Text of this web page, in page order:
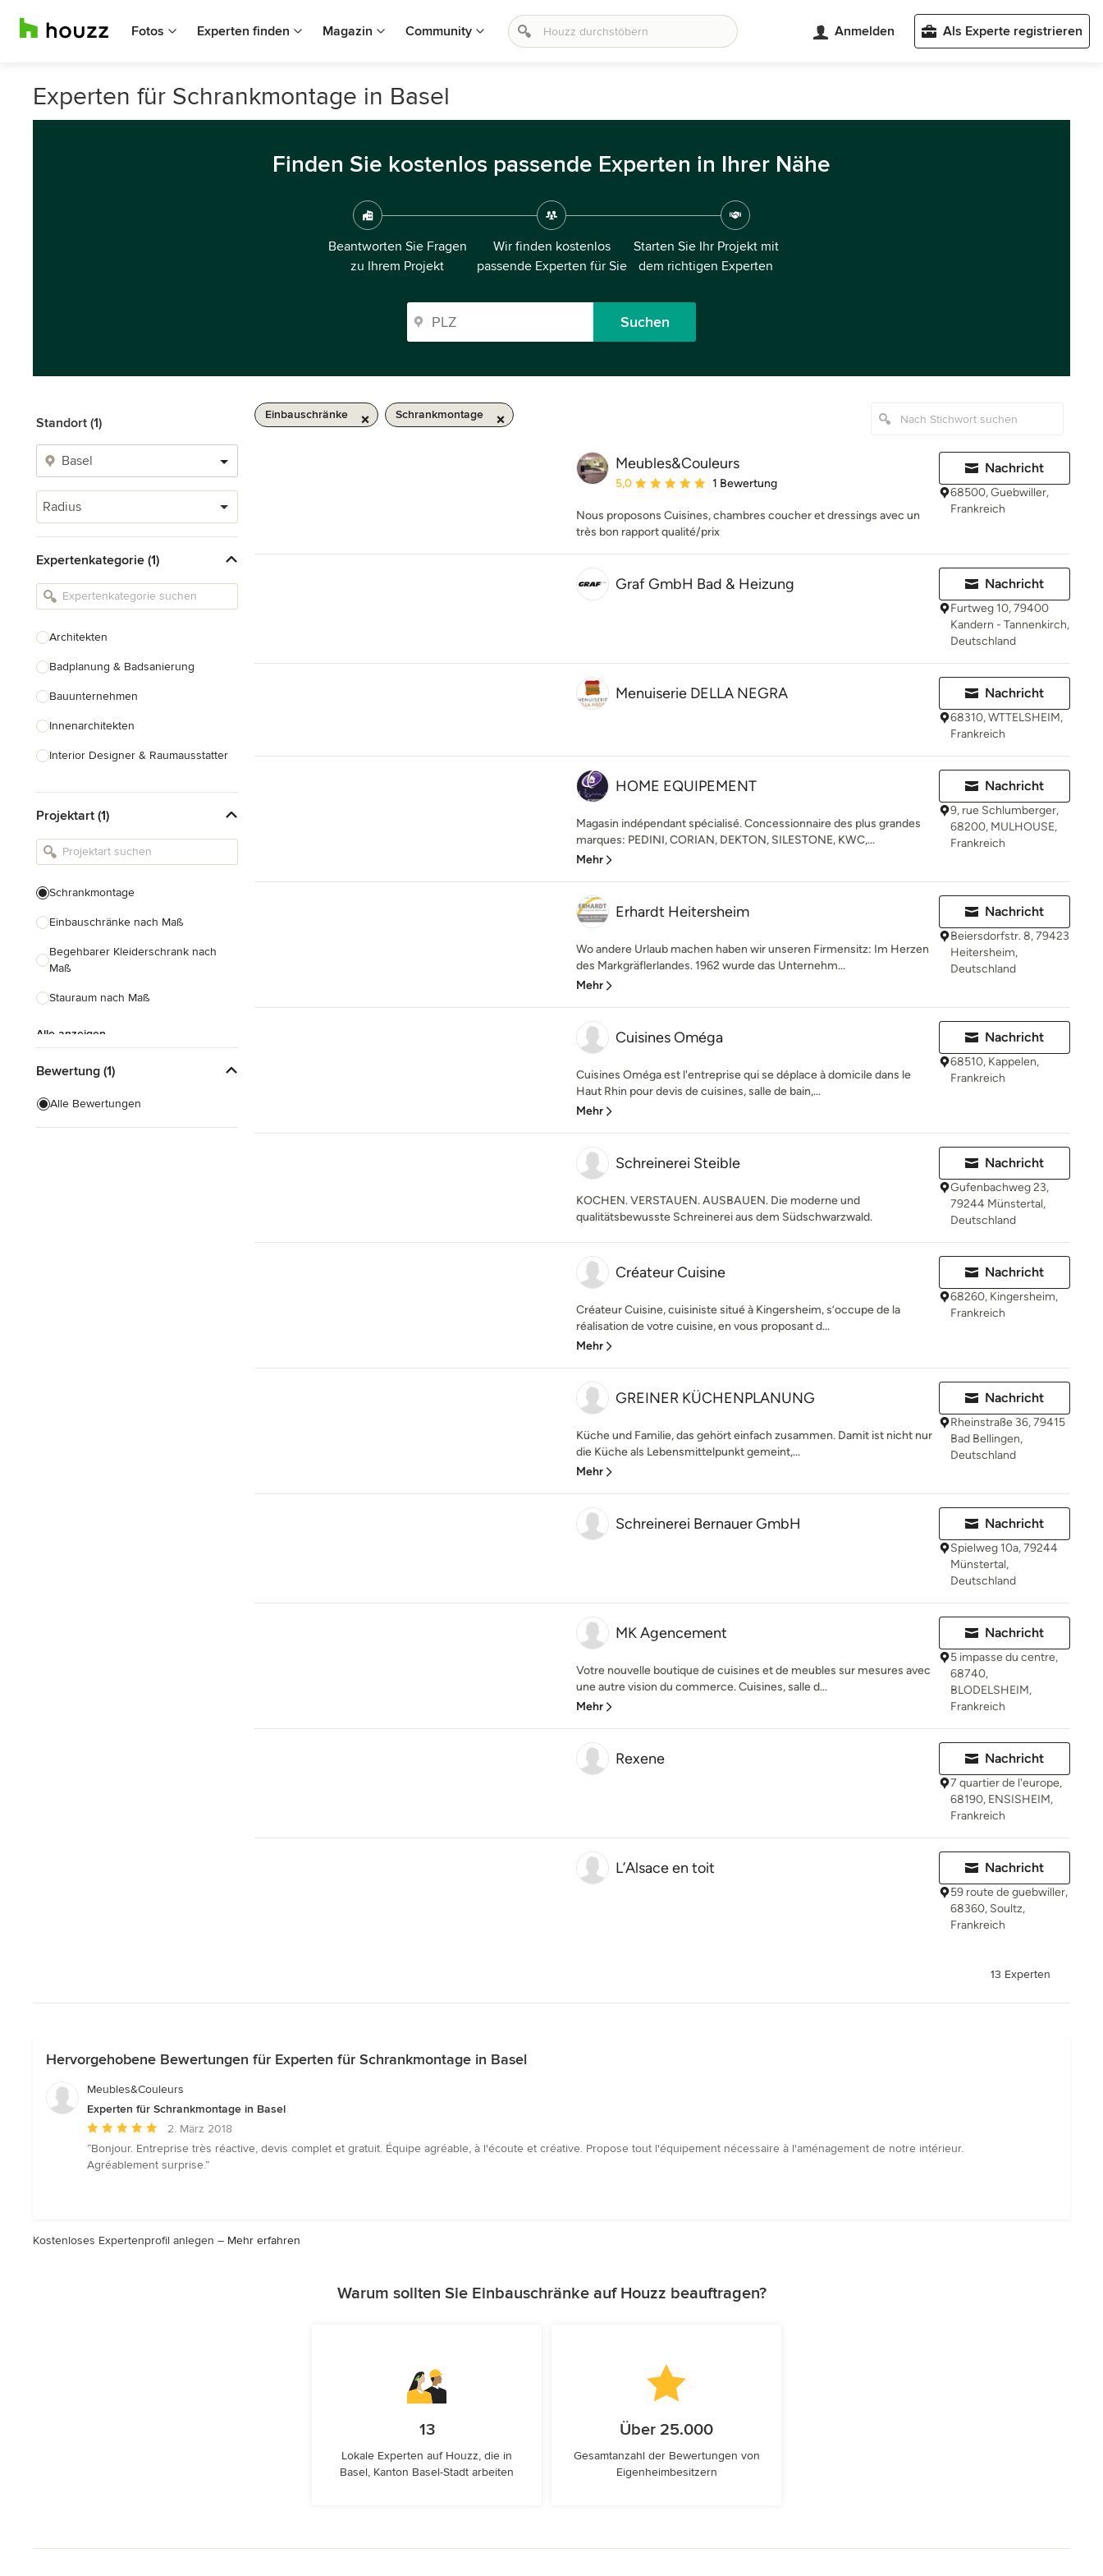
Fotos Experten finden Magazin Community Anmelden Als Experte registrieren
Experten für Schrankmontage in Basel
Finden Sie kostenlos passende Experten in Ihrer Nähe
Beantworten Sie Fragen
zu Ihrem Projekt
Wir finden kostenlos
passende Experten für Sie
Starten Sie Ihr Projekt mit
dem richtigen Experten
Suchen
Standort (1)
Radius
Expertenkategorie (1)
Architekten
Badplanung & Badsanierung
Bauunternehmen
Innenarchitekten
Interior Designer & Raumausstatter
Landschaftsarchitekten
Armaturen & Sanitärbedarf
Einbauschränke
Projektart (1)
Schrankmontage
Einbauschränke nach Maß
Begehbarer Kleiderschrank nach
Maß
Stauraum nach Maß
Alle anzeigen
Bewertung (1)
Alle Bewertungen
Einbauschränke Schrankmontage
Meubles&Couleurs
Durchschnittliche Bewertung: 5 von 5 Sternen
5,0 1 Bewertung
Nous proposons Cuisines, chambres coucher et dressings avec un
très bon rapport qualité/prix
Nachricht
68500, Guebwiller,
Frankreich
Graf GmbH Bad & Heizung Nachricht
Furtweg 10, 79400
Kandern - Tannenkirch,
Deutschland
Menuiserie DELLA NEGRA Nachricht
68310, WTTELSHEIM,
Frankreich
HOME EQUIPEMENT
Magasin indépendant spécialisé. Concessionnaire des plus grandes
marques: PEDINI, CORIAN, DEKTON, SILESTONE, KWC,...
Mehr
Nachricht
9, rue Schlumberger,
68200, MULHOUSE,
Frankreich
Erhardt Heitersheim
Wo andere Urlaub machen haben wir unseren Firmensitz: Im Herzen
des Markgräflerlandes. 1962 wurde das Unternehm...
Mehr
Nachricht
Beiersdorfstr. 8, 79423
Heitersheim,
Deutschland
Cuisines Oméga
Cuisines Oméga est l'entreprise qui se déplace à domicile dans le
Haut Rhin pour devis de cuisines, salle de bain,...
Mehr
Nachricht
68510, Kappelen,
Frankreich
Schreinerei Steible
KOCHEN. VERSTAUEN. AUSBAUEN. Die moderne und
qualitätsbewusste Schreinerei aus dem Südschwarzwald.
Nachricht
Gufenbachweg 23,
79244 Münstertal,
Deutschland
Créateur Cuisine
Créateur Cuisine, cuisiniste situé à Kingersheim, s’occupe de la
réalisation de votre cuisine, en vous proposant d...
Mehr
Nachricht
68260, Kingersheim,
Frankreich
GREINER KÜCHENPLANUNG
Küche und Familie, das gehört einfach zusammen. Damit ist nicht nur
die Küche als Lebensmittelpunkt gemeint,...
Mehr
Nachricht
Rheinstraße 36, 79415
Bad Bellingen,
Deutschland
Schreinerei Bernauer GmbH Nachricht
Spielweg 10a, 79244
Münstertal,
Deutschland
MK Agencement
Votre nouvelle boutique de cuisines et de meubles sur mesures avec
une autre vision du commerce. Cuisines, salle d...
Mehr
Nachricht
5 impasse du centre,
68740,
BLODELSHEIM,
Frankreich
Rexene Nachricht
7 quartier de l'europe,
68190, ENSISHEIM,
Frankreich
L’Alsace en toit Nachricht
59 route de guebwiller,
68360, Soultz,
Frankreich
13 Experten
Hervorgehobene Bewertungen für Experten für Schrankmontage in Basel
Meubles&Couleurs
Experten für Schrankmontage in Basel
Durchschnittliche
Bewertung:
5
2. März 2018
“Bonjour. Entreprise très réactive, devis complet et gratuit. Équipe agréable, à l'écoute et créative. Propose tout l'équipement nécessaire à l'aménagement de notre intérieur.
Agréablement surprise.”
Kostenloses Expertenprofil anlegen – Mehr erfahren
Warum sollten Sie Einbauschränke auf Houzz beauftragen?
13
Lokale Experten auf Houzz, die in
Basel, Kanton Basel-Stadt arbeiten
Über 25.000
Gesamtanzahl der Bewertungen von
Eigenheimbesitzern